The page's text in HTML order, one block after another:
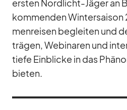
ers­ten Nord­licht-Jä­ger an
kom­men­den
men­rei­sen be­glei­ten und
trä­gen, Web­i­na­ren und
tiefe Ein­bli­cke in das
bie­ten.